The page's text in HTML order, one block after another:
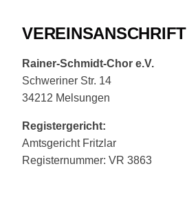
VEREINSANSCHRIFT
Rainer-Schmidt-Chor e.V.
Schweriner Str. 14
34212 Melsungen
Registergericht:
Amtsgericht Fritzlar
Registernummer: VR 3863